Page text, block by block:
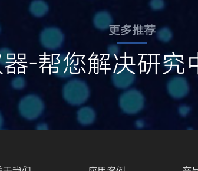
更多推荐
-帮您解决研究